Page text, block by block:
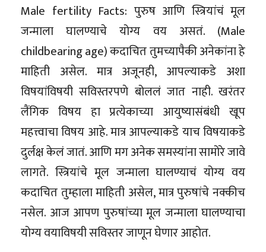
Male fertility Facts: पुरुष आणि स्त्रियांचं मूल
जन्माला घालण्याचे योग्य वय असतं. (Male
childbearing age) कदाचित तुमच्यापैकी अनेकांना हे
माहिती असेल. मात्र अजूनही, आपल्याकडे अशा
विषयांविषयी सविस्तरपणे बोललं जात नाही. खरंतर
लैंगिक विषय हा प्रत्येकाच्या आयुष्यासंबंधी खूप
महत्त्वाचा विषय आहे. मात्र आपल्याकडे याच विषयाकडे
दुर्लक्ष केलं जातं. आणि मग अनेक समस्यांना सामोरे जावे
लागते. स्त्रियांचे मूल जन्माला घालण्याचं योग्य वय
कदाचित तुम्हाला माहिती असेल, मात्र पुरुषांचे नक्कीच
नसेल. आज आपण पुरुषांच्या मूल जन्माला घालण्याचा
योग्य वयाविषयी सविस्तर जाणून घेणार आहोत.